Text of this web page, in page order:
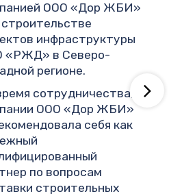
ООО «Дор ЖБИ»
инфраструктуры
«РЖД» в Северо-
регионе.
сотрудничества,
ООО «Дор ЖБИ»
себя как
по вопросам
строительных